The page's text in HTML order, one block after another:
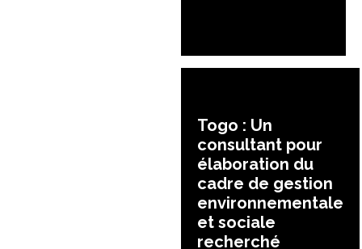
Togo : Un
consultant pour
élaboration du
cadre de gestion
environnementale
et sociale
recherché